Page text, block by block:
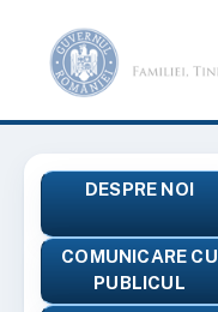
DESPRE NOI
COMUNICARE CU
PUBLICUL